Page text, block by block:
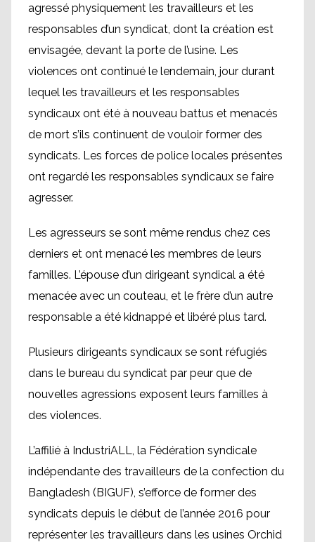
agressé physiquement les travailleurs et les
responsables d’un syndicat, dont la création est
envisagée, devant la porte de l’usine. Les
violences ont continué le lendemain, jour durant
lequel les travailleurs et les responsables
syndicaux ont été à nouveau battus et menacés
de mort s’ils continuent de vouloir former des
syndicats. Les forces de police locales présentes
ont regardé les responsables syndicaux se faire
agresser.
Les agresseurs se sont même rendus chez ces
derniers et ont menacé les membres de leurs
familles. L’épouse d’un dirigeant syndical a été
menacée avec un couteau, et le frère d’un autre
responsable a été kidnappé et libéré plus tard.
Plusieurs dirigeants syndicaux se sont réfugiés
dans le bureau du syndicat par peur que de
nouvelles agressions exposent leurs familles à
des violences.
L’affilié à IndustriALL, la Fédération syndicale
indépendante des travailleurs de la confection du
Bangladesh (BIGUF), s’efforce de former des
syndicats depuis le début de l’année 2016 pour
représenter les travailleurs dans les usines Orchid